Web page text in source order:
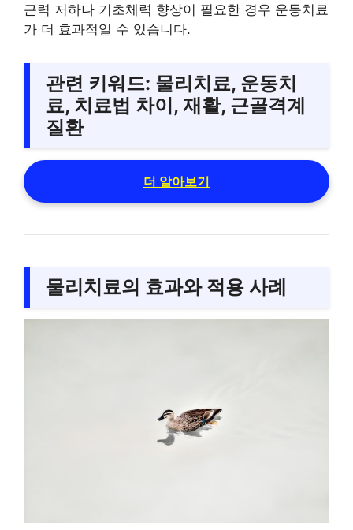
근력 저하나 기초체력 향상이 필요한 경우 운동치료
가 더 효과적일 수 있습니다.
관련 키워드: 물리치료, 운동치
료, 치료법 차이, 재활, 근골격계
질환
더 알아보기
물리치료의 효과와 적용 사례